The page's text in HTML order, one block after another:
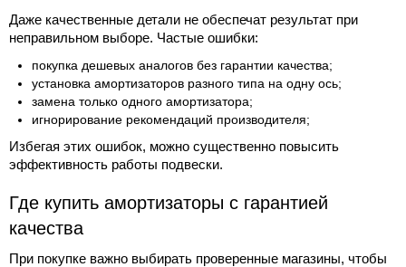
Даже качественные детали не обеспечат результат при
неправильном выборе. Частые ошибки:
покупка дешевых аналогов без гарантии качества;
установка амортизаторов разного типа на одну ось;
замена только одного амортизатора;
игнорирование рекомендаций производителя;
Избегая этих ошибок, можно существенно повысить
эффективность работы подвески.
Где купить амортизаторы с гарантией
качества
При покупке важно выбирать проверенные магазины, чтобы